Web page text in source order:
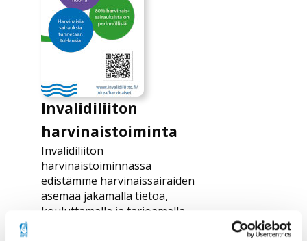
Invalidiliiton
harvinaistoiminta
Invalidiliiton
harvinaistoiminnassa
edistämme harvinaissairaiden
asemaa jakamalla tietoa,
kouluttamalla ja tarjoamalla